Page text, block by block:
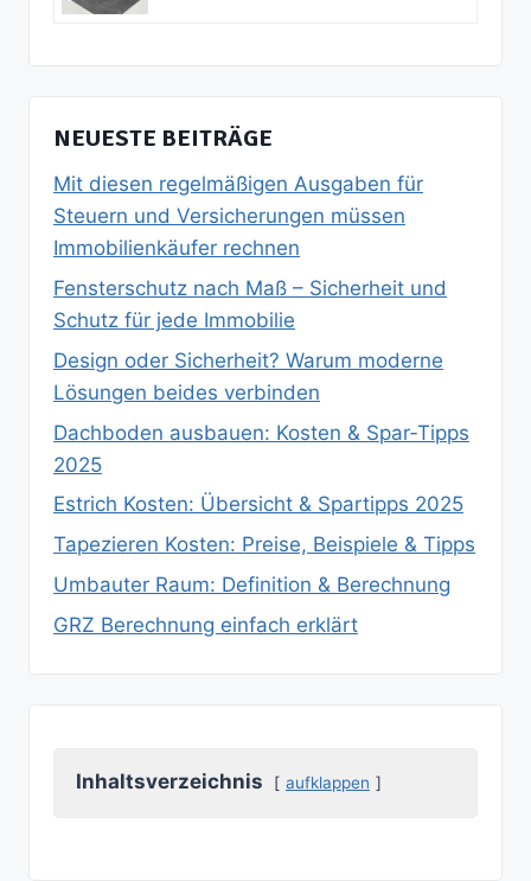
NEUESTE BEITRÄGE
Mit diesen regelmäßigen Ausgaben für
Steuern und Versicherungen müssen
Immobilienkäufer rechnen
Fensterschutz nach Maß – Sicherheit und
Schutz für jede Immobilie
Design oder Sicherheit? Warum moderne
Lösungen beides verbinden
Dachboden ausbauen: Kosten & Spar‑Tipps
2025
Estrich Kosten: Übersicht & Spartipps 2025
Tapezieren Kosten: Preise, Beispiele & Tipps
Umbauter Raum: Definition & Berechnung
GRZ Berechnung einfach erklärt
Inhaltsverzeichnis aufklappen